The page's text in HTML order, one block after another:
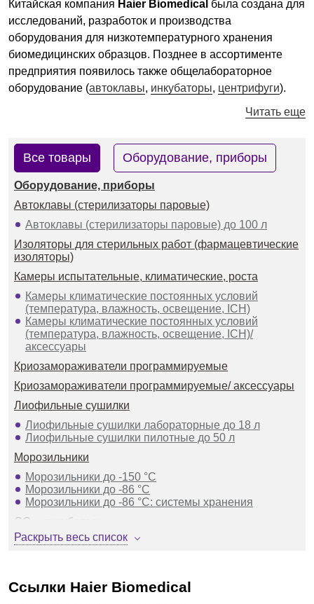
О компании
Новости
Партнеры
Технический сервис
Доставка и оплата
Контакты
Китайская компания Haier Biomedical была создана для
исследований, разработок и производства
оборудования для низкотемпературного хранения
биомедицинских образцов. Позднее в ассортименте
предприятия появилось также общелабораторное
оборудование (автоклавы, инкубаторы, центрифуги).
Читать еще
Все товары Оборудование, приборы
Оборудование, приборы
Автоклавы (стерилизаторы паровые)
Автоклавы (стерилизаторы паровые) до 100 л
Изоляторы для стерильных работ (фармацевтические
изоляторы)
Камеры испытательные, климатические, роста
Камеры климатические постоянных условий
(температура, влажность, освещение, ICH)
Камеры климатические постоянных условий
(температура, влажность, освещение, ICH)/
аксессуары
Криозамораживатели программируемые
Криозамораживатели программируемые/ аксессуары
Лиофильные сушилки
Лиофильные сушилки лабораторные до 18 л
Лиофильные сушилки пилотные до 50 л
Морозильники
Морозильники до -150 °С
Морозильники до -86 °C
Морозильники до -86 °C: системы хранения
СО₂ - инкубаторы
СО₂ - инкубаторы лабораторные
Сосуды Дьюара для транспортировки и хранения
Раскрыть весь список
Ссылки Haier Biomedical